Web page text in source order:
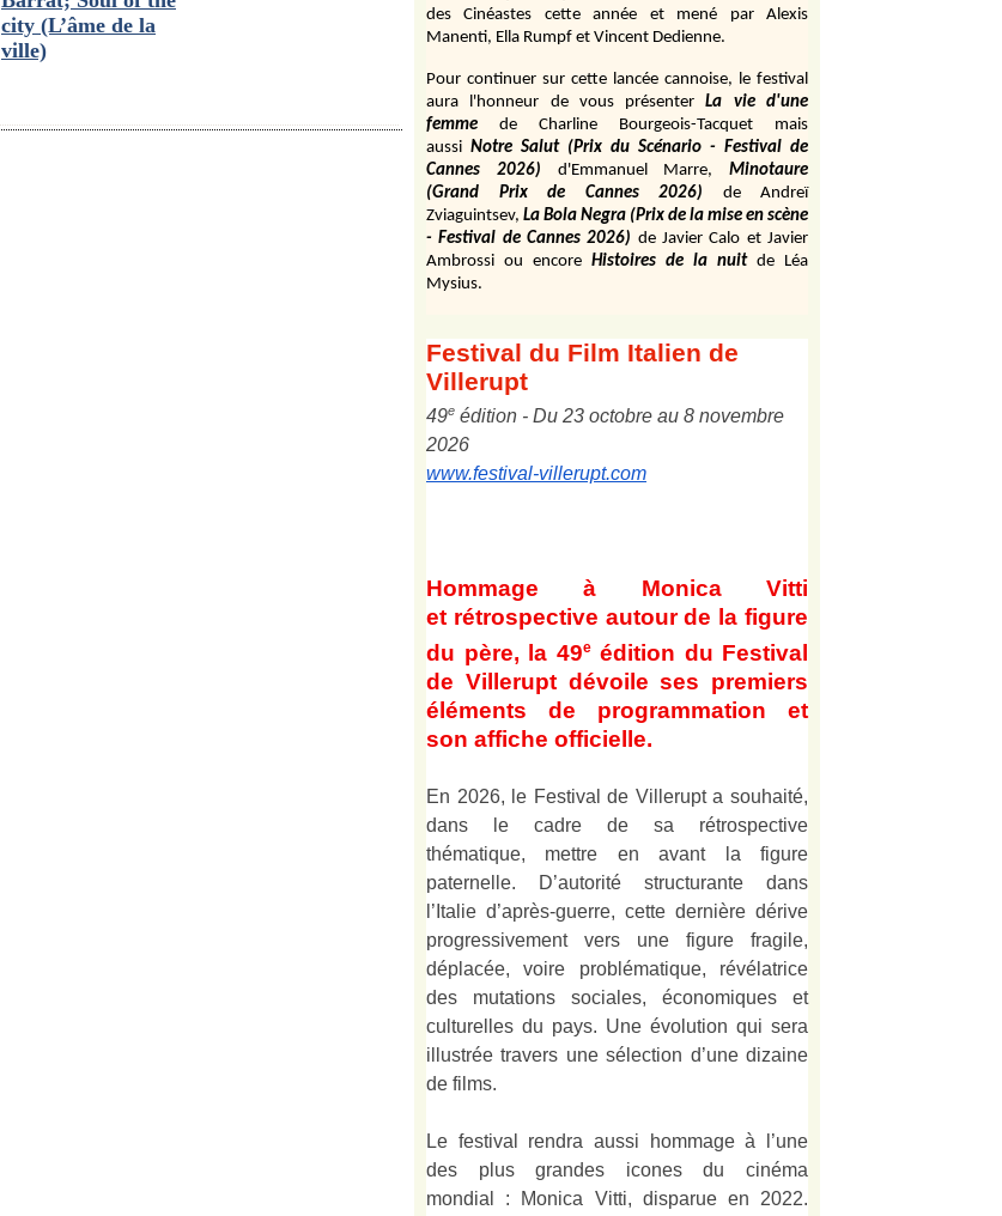
city (L’âme de la
ville)
des Cinéastes cette année et mené par Alexis
Manenti, Ella Rumpf et Vincent Dedienne.
Pour continuer sur cette lancée cannoise, le festival
aura l'honneur de vous présenter
La vie d'une
femme
de Charline Bourgeois-Tacquet
mais
aussi Notre Salut (Prix du Scénario - Festival de
Cannes 2026)
d'Emmanuel Marre,
Minotaure
(Grand Prix de Cannes 2026)
de Andreï
Zviaguintsev, La Bola Negra (Prix de la mise en scène
- Festival de Cannes 2026) de Javier Calo et Javier
Ambrossi ou encore Histoires de la nuit de Léa
Mysius.
Festival du Film Italien de
Villerupt
49e édition - Du 23 octobre au 8 novembre
2026
www.festival-villerupt.com
Hommage à Monica Vitti
et rétrospective autour de la figure
du père, la 49e édition du Festival
de Villerupt dévoile ses premiers
éléments de programmation et
son affiche officielle.
En 2026, le Festival de Villerupt a souhaité,
dans le cadre de sa rétrospective
thématique, mettre en avant la figure
paternelle. D’autorité structurante dans
l’Italie d’après-guerre, cette dernière dérive
progressivement vers une figure fragile,
déplacée, voire problématique, révélatrice
des mutations sociales, économiques et
culturelles du pays. Une évolution qui sera
illustrée travers une sélection d’une dizaine
de films.
Le festival rendra aussi hommage à l’une
des plus grandes icones du cinéma
mondial : Monica Vitti, disparue en 2022.